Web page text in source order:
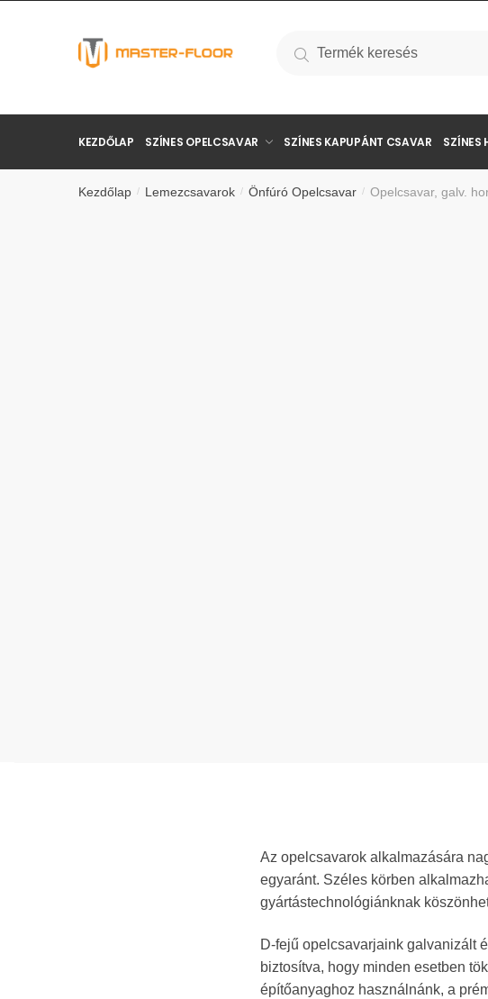
Keresés
KEZDŐLAP SZÍNES OPELCSAVAR SZÍNES KAPUPÁNT CSAVAR SZÍNES
Kezdőlap / Lemezcsavarok / Önfúró Opelcsavar / Opelcsavar, galv.
Az opelcsavarok alkalmazására
egyaránt. Széles körben
gyártástechnológiánknak
D-fejű opelcsavarjaink galvanizált
biztosítva, hogy minden esetben
építőanyaghoz használnánk, a